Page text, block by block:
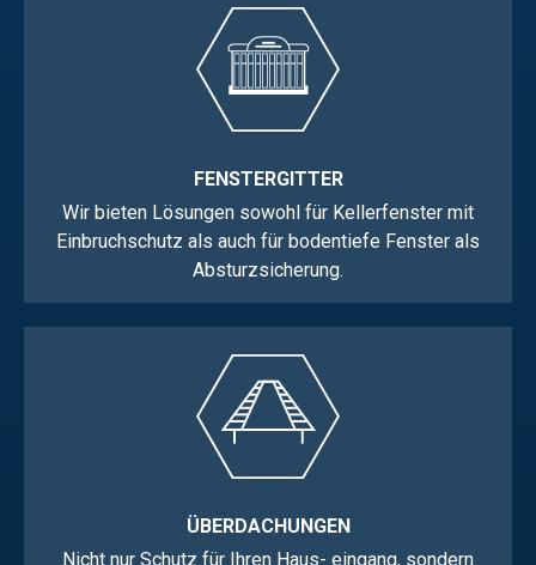
FENSTERGITTER
Wir bieten Lösungen sowohl für Kellerfenster mit
Einbruchschutz als auch für bodentiefe Fenster als
Absturzsicherung.
ÜBERDACHUNGEN
Nicht nur Schutz für Ihren Haus- eingang, sondern